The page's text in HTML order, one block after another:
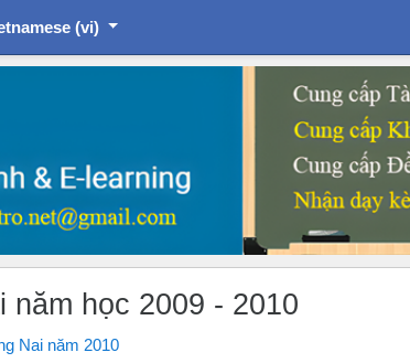
‎(vi)‎
học 2009 - 2010
Nai năm 2010